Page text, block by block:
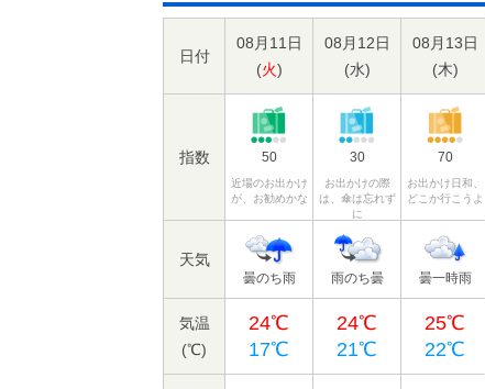
日付
08月11日
(火)
08月12日
(水)
08月13日
(木)
指数 50
近場のお出かけ
が、お勧めかな
30
お出かけの際
は、傘は忘れず
に
70
お出かけ日和、
どこか行こうよ
天気
曇のち雨 雨のち曇 曇一時雨
気温
(℃)
24℃
17℃
24℃
21℃
25℃
22℃